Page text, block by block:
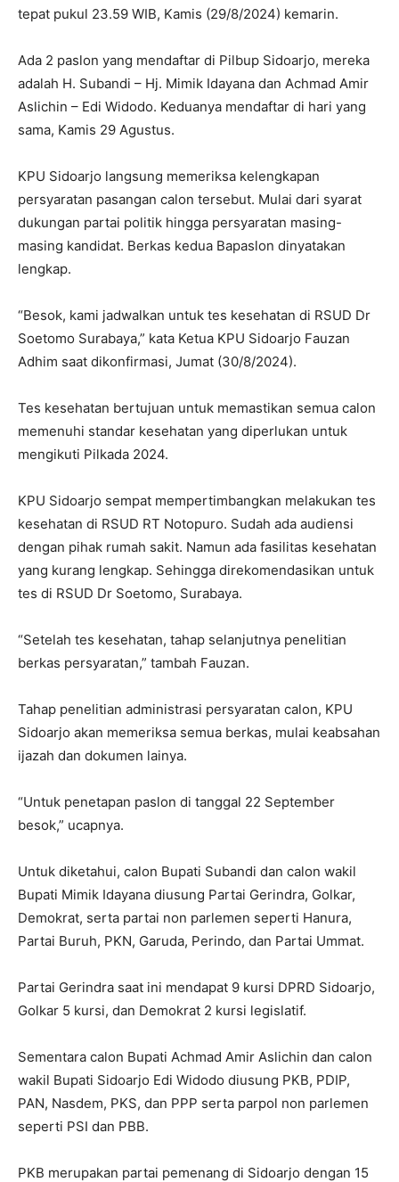
tepat pukul 23.59 WIB, Kamis (29/8/2024) kemarin.
Ada 2 paslon yang mendaftar di Pilbup Sidoarjo, mereka
adalah H. Subandi – Hj. Mimik Idayana dan Achmad Amir
Aslichin – Edi Widodo. Keduanya mendaftar di hari yang
sama, Kamis 29 Agustus.
KPU Sidoarjo langsung memeriksa kelengkapan
persyaratan pasangan calon tersebut. Mulai dari syarat
dukungan partai politik hingga persyaratan masing-
masing kandidat. Berkas kedua Bapaslon dinyatakan
lengkap.
“Besok, kami jadwalkan untuk tes kesehatan di RSUD Dr
Soetomo Surabaya,” kata Ketua KPU Sidoarjo Fauzan
Adhim saat dikonfirmasi, Jumat (30/8/2024).
Tes kesehatan bertujuan untuk memastikan semua calon
memenuhi standar kesehatan yang diperlukan untuk
mengikuti Pilkada 2024.
KPU Sidoarjo sempat mempertimbangkan melakukan tes
kesehatan di RSUD RT Notopuro. Sudah ada audiensi
dengan pihak rumah sakit. Namun ada fasilitas kesehatan
yang kurang lengkap. Sehingga direkomendasikan untuk
tes di RSUD Dr Soetomo, Surabaya.
“Setelah tes kesehatan, tahap selanjutnya penelitian
berkas persyaratan,” tambah Fauzan.
Tahap penelitian administrasi persyaratan calon, KPU
Sidoarjo akan memeriksa semua berkas, mulai keabsahan
ijazah dan dokumen lainya.
“Untuk penetapan paslon di tanggal 22 September
besok,” ucapnya.
Untuk diketahui, calon Bupati Subandi dan calon wakil
Bupati Mimik Idayana diusung Partai Gerindra, Golkar,
Demokrat, serta partai non parlemen seperti Hanura,
Partai Buruh, PKN, Garuda, Perindo, dan Partai Ummat.
Partai Gerindra saat ini mendapat 9 kursi DPRD Sidoarjo,
Golkar 5 kursi, dan Demokrat 2 kursi legislatif.
Sementara calon Bupati Achmad Amir Aslichin dan calon
wakil Bupati Sidoarjo Edi Widodo diusung PKB, PDIP,
PAN, Nasdem, PKS, dan PPP serta parpol non parlemen
seperti PSI dan PBB.
PKB merupakan partai pemenang di Sidoarjo dengan 15